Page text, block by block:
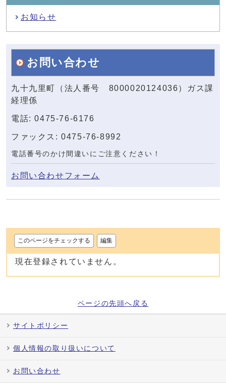
お知らせ
お問い合わせ
九十九里町（法人番号 8000020124036）ガス課
経理係
電話: 0475-76-6176
ファックス: 0475-76-8992
電話番号のかけ間違いにご注意ください！
お問い合わせフォーム
このページをチェックする 編集
現在登録されていません。
ページの先頭へ戻る
サイトポリシー
個人情報の取り扱いについて
お問い合わせ